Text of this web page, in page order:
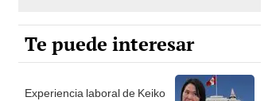
Te puede interesar
Experiencia laboral de Keiko